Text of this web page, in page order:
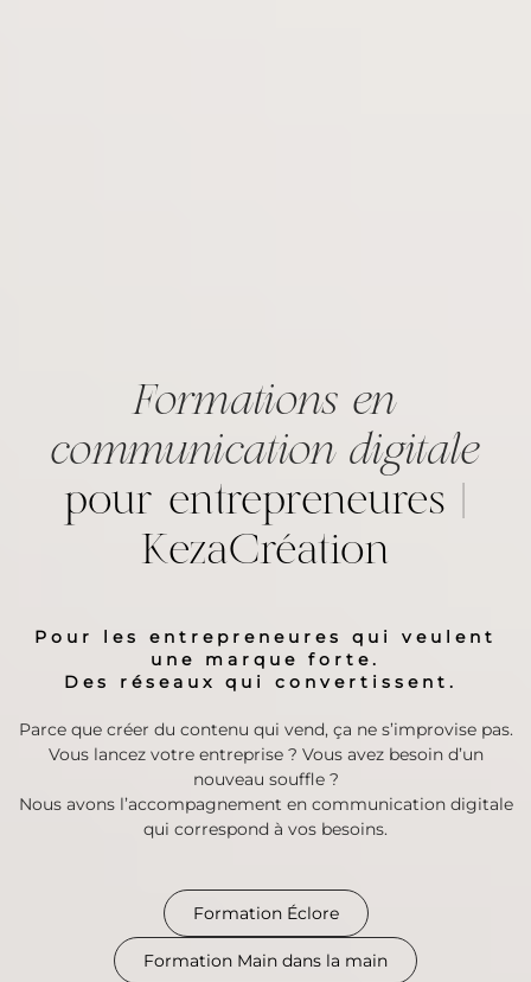
Formations en
communication digitale
pour entrepreneures |
KezaCréation
Pour les entrepreneures qui veulent
une marque forte.
Des réseaux qui convertissent.
Parce que créer du contenu qui vend, ça ne s’improvise pas.
Vous lancez votre entreprise ? Vous avez besoin d’un
nouveau souffle ?
Nous avons l’accompagnement en communication digitale
qui correspond à vos besoins.
Formation Éclore
Formation Main dans la main